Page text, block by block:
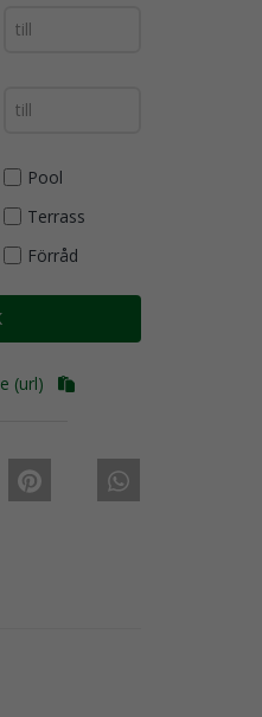
Pool
Terrass
Förråd
(url)